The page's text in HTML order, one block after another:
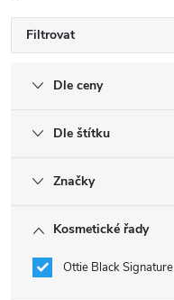
Filtrovat
Dle ceny
Dle štítku
Značky
Kosmetické řady
Ottie Black Signature